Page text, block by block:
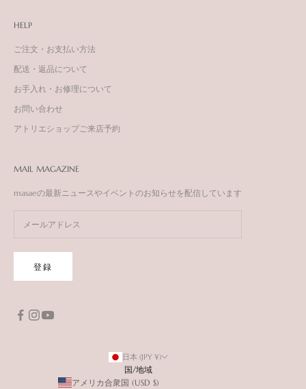
HELP
ご注文・お支払い方法
配送・返品について
お手入れ・お修理について
お問い合わせ
アトリエショップご来店予約
MAIL MAGAZINE
masaeの最新ニュースやイベントのお知らせを配信しています
登録
日本 (JPY ¥)
国/地域
アメリカ合衆国 (USD $)